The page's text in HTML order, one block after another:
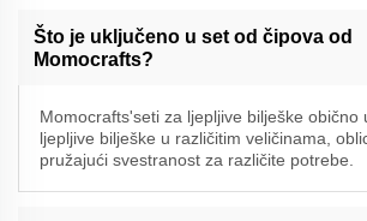
Što je uključeno u set od čipova od
Momocrafts?
Momocrafts'seti za ljepljive bilješke obično
ljepljive bilješke u različitim veličinama,
pružajući svestranost za različite potrebe.